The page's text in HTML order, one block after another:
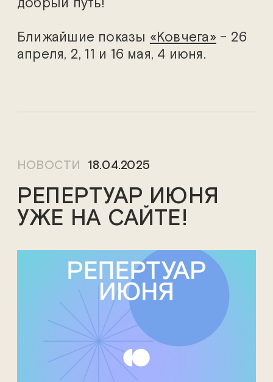
Ближайшие показы «Ковчега» – 26
апреля, 2, 11 и 16 мая, 4 июня.
НОВОСТИ 18.04.2025
РЕПЕРТУАР ИЮНЯ
УЖЕ НА САЙТЕ!